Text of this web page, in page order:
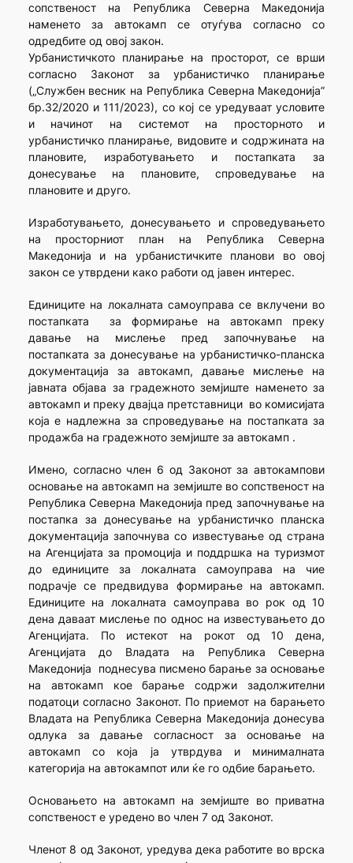
сопственост на Република Северна Македонија
наменето за автокамп се отуѓува согласно со
одредбите од овој закон.
Урбанистичкото планирање на просторот, се врши
согласно Законот за урбанистичко планирање
(„Службен весник на Република Северна Македонија”
бр.32/2020 и 111/2023), со кој се уредуваат условите
и начинот на системот на просторното и
урбанистичко планирање, видовите и содржината на
плановите, изработувањето и постапката за
донесување на плановите, спроведување на
плановите и друго.
Изработувањето, донесувањето и спроведувањето
на просторниот план на Република Северна
Македонија и на урбанистичките планови во овој
закон се утврдени како работи од јавен интерес.
Единиците на локалната самоуправа се вклучени во
постапката за формирање на автокамп преку
давање на мислење пред започнување на
постапката за донесување на урбанистичко-планска
документација за автокамп, давање мислење на
јавната објава за градежното земјиште наменето за
автокамп и преку двајца претставници во комисијата
која е надлежна за спроведување на постапката за
продажба на градежното земјиште за автокамп .
Имено, согласно член 6 од Законот за автокампови
основање на автокамп на земјиште во сопственост на
Република Северна Македонија пред започнување на
постапка за донесување на урбанистичко планска
документација започнува со известување од страна
на Агенцијата за промоција и поддршка на туризмот
до единиците за локалната самоуправа на чие
подрачје се предвидува формирање на автокамп.
Единиците на локалната самоуправа во рок од 10
дена даваат мислење по однос на известувањето до
Агенцијата. По истекот на рокот од 10 дена,
Агенцијата до Владата на Република Северна
Македонија поднесува писмено барање за основање
на автокамп кое барање содржи задолжителни
податоци согласно Законот. По приемот на барањето
Владата на Република Северна Македонија донесува
одлука за давање согласност за основање на
автокамп со која ја утврдува и минималната
категорија на автокампот или ќе го одбие барањето.
Основањето на автокамп на земјиште во приватна
сопственост е уредено во член 7 од Законот.
Членот 8 од Законот, уредува дека работите во врска